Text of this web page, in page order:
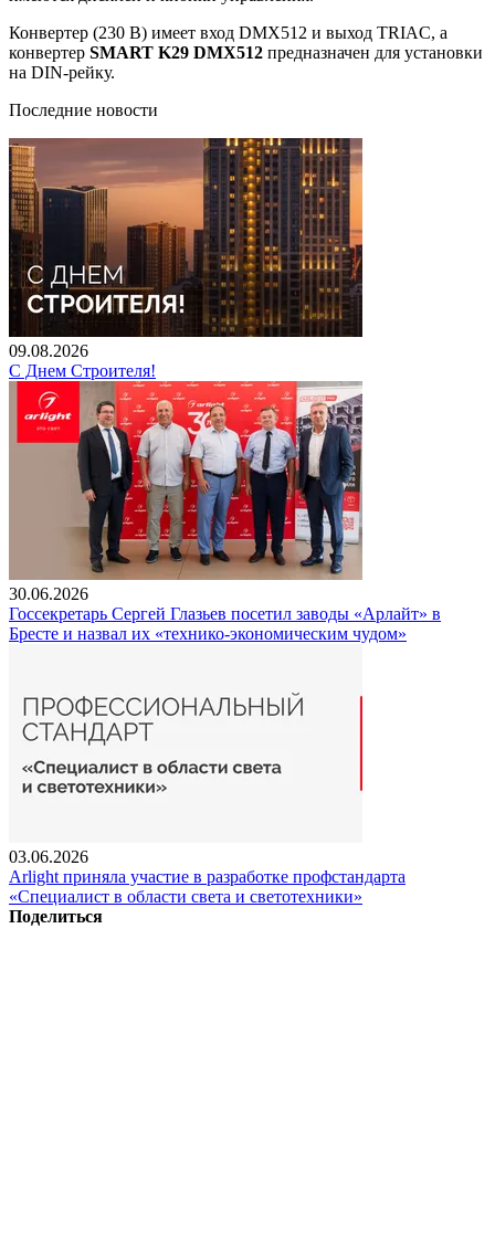
Конвертер (230 В) имеет вход DMX512 и выход TRIAC, а
конвертер SMART K29 DMX512 предназначен для установки
на DIN-рейку.
Последние новости
09.08.2026
С Днем Строителя!
30.06.2026
Госсекретарь Сергей Глазьев посетил заводы «Арлайт» в
Бресте и назвал их «технико-экономическим чудом»
03.06.2026
Arlight приняла участие в разработке профстандарта
«Специалист в области света и светотехники»
Поделиться